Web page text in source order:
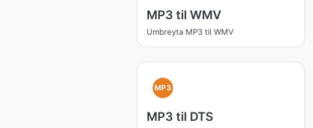
MP3 til WMV
Umbreyta MP3 til WMV
MP3
MP3 til DTS